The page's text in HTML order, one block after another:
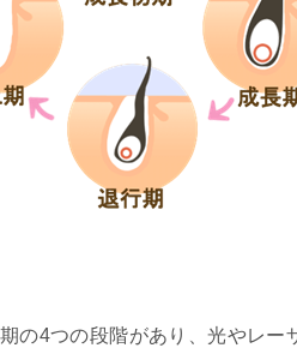
の4つの段階があり、光やレー